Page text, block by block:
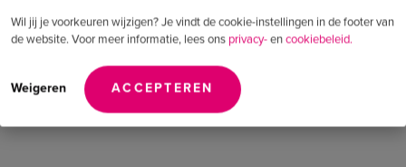
Wil jij je voorkeuren wijzigen? Je vindt de cookie-instellingen in de footer van
de website. Voor meer informatie, lees ons privacy-encookiebeleid.
Weigeren ACCEPTEREN